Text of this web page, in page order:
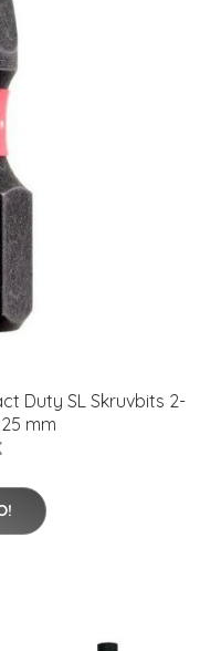
Duty SL Skruvbits 2-
mm